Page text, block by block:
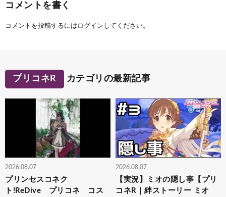
コメントを書く
コメントを投稿するには ログイン してください。
プリコネR カテゴリの最新記事
2026.08.07
プリンセスコネク
ト!ReDive プリコネ コス
2026.08.07
【実況】ミオの隠し事【プリ
コネR｜絆ストーリー ミオ